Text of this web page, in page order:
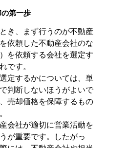
第一歩
き、まず行うのが不動産
依頼した不動産会社のな
を依頼する会社を選定す
です。
定するかについては、単
判断しないほうがよいで
売却価格を保障するもの
会社が適切に営業活動を
が重要です。したがっ